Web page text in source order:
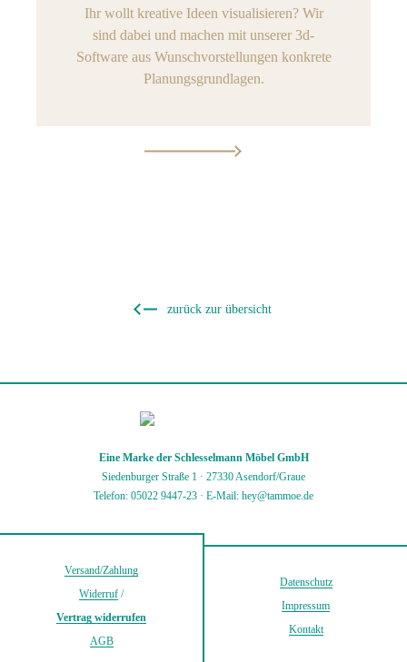
Ihr wollt kreative Ideen visualisieren? Wir
sind dabei und machen mit unserer 3d-
Software aus Wunschvorstellungen konkrete
Planungsgrundlagen.
zurück zur übersicht
Eine Marke der Schlesselmann Möbel GmbH
Siedenburger Straße 1 · 27330 Asendorf/Graue
Telefon: 05022 9447-23 · E-Mail: hey@tammoe.de
Versand/Zahlung
Widerruf /
Vertrag widerrufen
AGB
Datenschutz
Impressum
Kontakt